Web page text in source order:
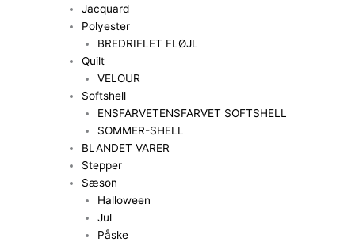
Jacquard
Polyester
BREDRIFLET FLØJL
Quilt
VELOUR
Softshell
ENSFARVETENSFARVET SOFTSHELL
SOMMER-SHELL
BLANDET VARER
Stepper
Sæson
Halloween
Jul
Påske